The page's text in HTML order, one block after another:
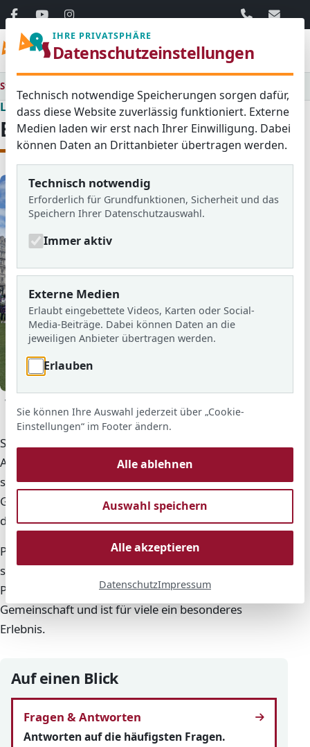
06103 / 30
Startseite
Lernen & Erleben
Englandfahrt
Vor dem Parliament in London: die Englandfahrt der Adolf-
Reichwein-Schule.
Seit vielen Jahren fahren Schülerinnen und Schüler der
Adolf-Reichwein-Schule am Ende der 7. Klasse für
sechs Tage nach England. Sie wohnen in ausgewählten
Gastfamilien in der Nähe von London und erhalten
dort täglich Frühstück und Abendessen.
Passend zum Themenschwerpunkt des 7. Schuljahrs
stehen viele Ausflüge nach London auf dem
Programm. Die Fahrt verbindet Sprache, Kultur und
Gemeinschaft und ist für viele ein besonderes
Erlebnis.
Auf einen Blick
Fragen & Antworten
Antworten auf die häufigsten Fragen.
IHRE PRIVATSPHÄRE
Datenschutzeinstellungen
Technisch notwendige Speicherungen sorgen dafür,
dass diese Website zuverlässig funktioniert. Externe
Medien laden wir erst nach Ihrer Einwilligung. Dabei
können Daten an Drittanbieter übertragen werden.
Technisch notwendig
Erforderlich für Grundfunktionen, Sicherheit und das
Speichern Ihrer Datenschutzauswahl.
Immer aktiv
Externe Medien
Erlaubt eingebettete Videos, Karten oder Social-
Media-Beiträge. Dabei können Daten an die
jeweiligen Anbieter übertragen werden.
Erlauben
Sie können Ihre Auswahl jederzeit über „Cookie-
Einstellungen“ im Footer ändern.
Alle ablehnen
Auswahl speichern
Alle akzeptieren
DatenschutzImpressum